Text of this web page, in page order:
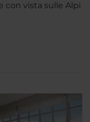
con vista sulle Alpi